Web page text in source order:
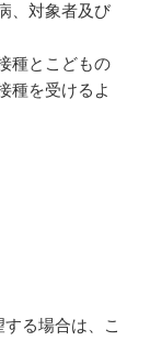
、対象者及び
種とこどもの
種を受けるよ
る場合は、こ